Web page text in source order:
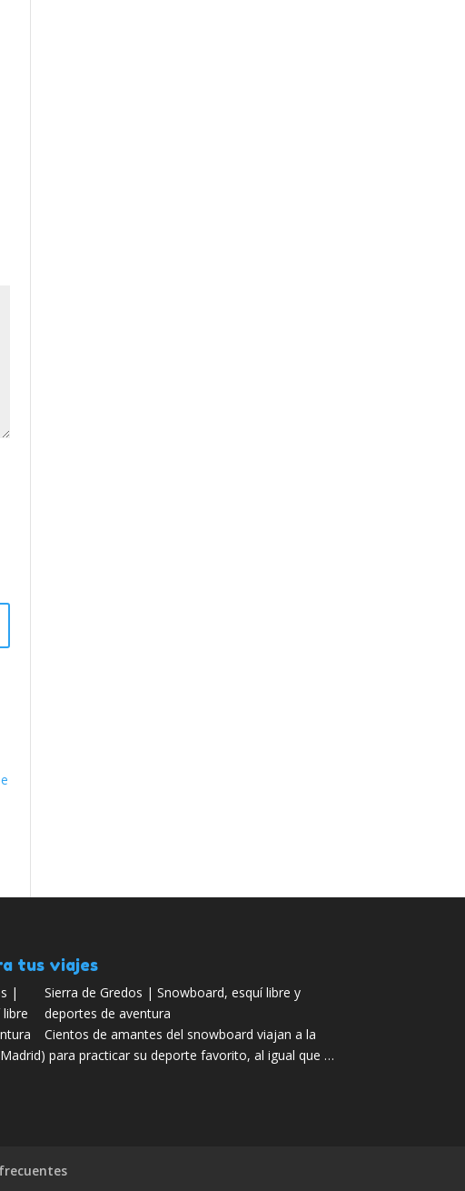
tus viajes
Sierra de Gredos | Snowboard, esquí libre y
deportes de aventura
Cientos de amantes del snowboard viajan a la
para practicar su deporte favorito, al igual que …